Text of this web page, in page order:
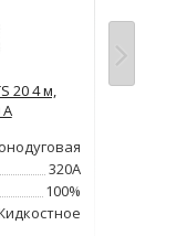
20 4 м,
А
320А
100%
Горелка